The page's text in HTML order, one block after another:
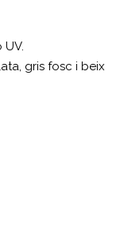
UV.
gris fosc i beix